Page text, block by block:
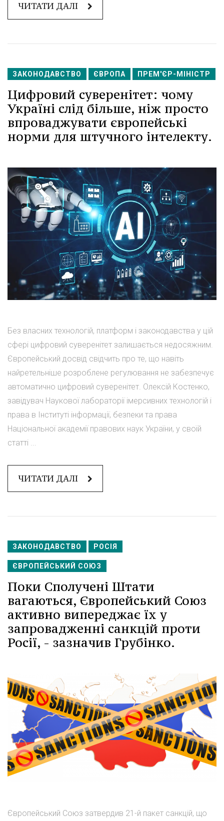
ЧИТАТИ ДАЛІ
ЗАКОНОДАВСТВО ЄВРОПА ПРЕМ'ЄР-МІНІСТР
Цифровий суверенітет: чому
Україні слід більше, ніж просто
впроваджувати європейські
норми для штучного інтелекту.
Без власних технологій, платформ і законодавства у цій
сфері цифровий суверенітет залишається недосяжним.
Європейський досвід свідчить про те, що навіть
найретельніше розроблене регулювання не забезпечує
автоматично цифровий суверенітет. Олексій Костенко,
завідувач Наукової лабораторії імерсивних технологій і
права в Інституті інформації, безпеки та права
Національної академії правових наук України, у своїй
статті ...
ЧИТАТИ ДАЛІ
ЗАКОНОДАВСТВО РОСІЯ
ЄВРОПЕЙСЬКИЙ СОЮЗ
Поки Сполучені Штати
вагаються, Європейський Союз
активно випереджає їх у
запровадженні санкцій проти
Росії, - зазначив Грубінко.
Європейський Союз затвердив 21-й пакет санкцій, що